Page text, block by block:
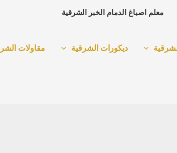
معلم اصباغ الدمام الخبر الشرقية
ديكورات الشرقية مقاولات